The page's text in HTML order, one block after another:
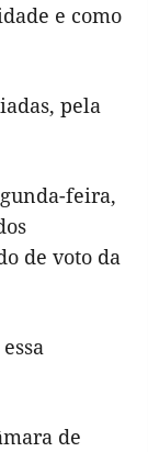
e como
pela
feira,
de voto da
de